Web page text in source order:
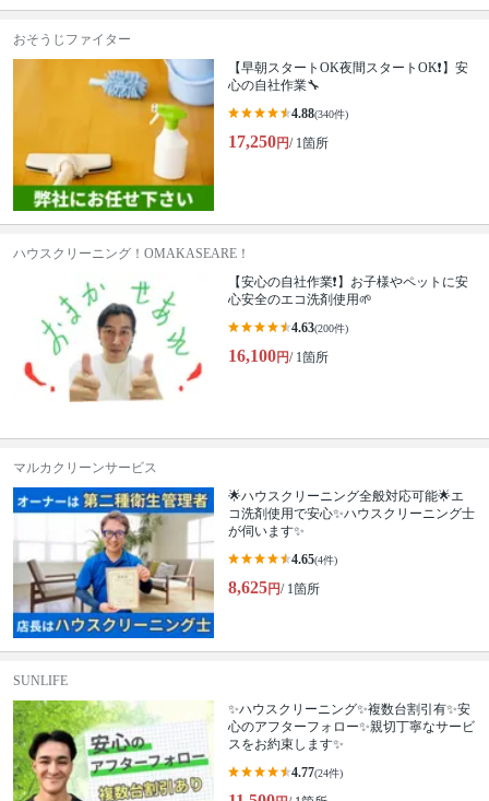
おそうじファイター
【早朝スタートOK夜間スタートOK❗️】安
心の自社作業🔧
4.88(340件)
17,250円/ 1箇所
ハウスクリーニング！OMAKASEARE！
【安心の自社作業❗️】お子様やペットに安
心安全のエコ洗剤使用🌱
4.63(200件)
16,100円/ 1箇所
マルカクリーンサービス
🌟ハウスクリーニング全般対応可能🌟エ
コ洗剤使用で安心✨ハウスクリーニング士
が伺います✨
4.65(4件)
8,625円/ 1箇所
SUNLIFE
✨ハウスクリーニング✨複数台割引有✨安
心のアフターフォロー✨親切丁寧なサービ
スをお約束します✨
4.77(24件)